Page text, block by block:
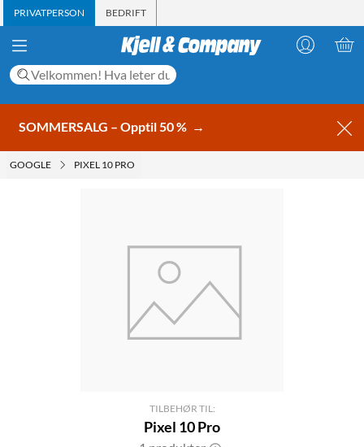
PRIVATPERSON BEDRIFT
SOMMERSALG – Opptil 50 % →
GOOGLE PIXEL 10 PRO
TILBEHØR TIL:
Pixel 10 Pro